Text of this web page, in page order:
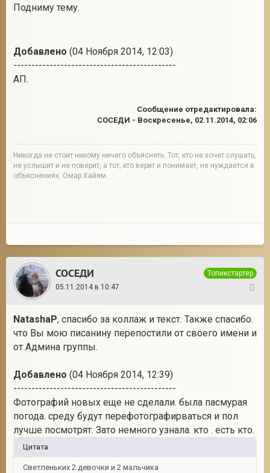
Подниму тему.
Добавлено (04 Ноября 2014, 12:03)
---------------------------------------------
АП.
Сообщение отредактировала:
СОСЕДИ - Воскресенье, 02.11.2014, 02:06
Никогда не стоит никому ничего объяснять. Тот, кто не хочет слушать,
не услышит и не поверит, а тот, кто верит и понимает, не нуждается в
объяснениях. Омар Хайям.
СОСЕДИ
Топикстартер
05.11.2014 в 10:47
NatashaP, спасибо за коллаж и текст. Также спасибо.
что Вы мою писанину перепостили от своего имени и
от Админа группы.
Добавлено (04 Ноября 2014, 12:39)
---------------------------------------------
Фотографий новых еще не сделали. была пасмурая
погода. среду будут перефотографирваться и пол
лучше посмотрят. Зато немного узнала. кто . есть кто.
Цитата
Светленьких 2 девочки и 2 мальчика